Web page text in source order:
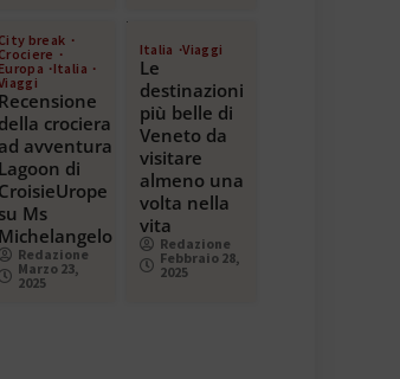
City break
Crociere
Europa
Italia
Recensione
della crociera
ad avventura
Lagoon di
CroisieUrope
su Ms
Michelangelo
Redazione
Marzo 23,
2025
Italia Viaggi
Le
destinazioni
più belle di
Veneto da
visitare
almeno una
volta nella
vita
Redazione
Febbraio 28,
2025